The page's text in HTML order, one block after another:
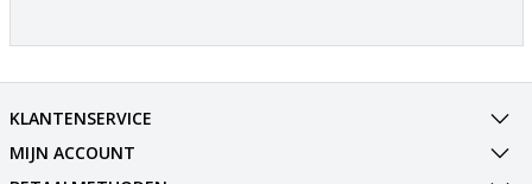
KLANTENSERVICE
MIJN ACCOUNT